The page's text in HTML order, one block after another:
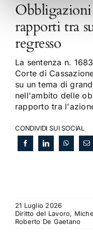
Obbligazioni
rapporti tra
regresso
La sentenza n.
Corte di
su un tema di
nell'ambito delle
rapporto tra
CONDIVIDI SUI SOCIAL
21 Luglio 2026
Diritto del Lavoro,
Roberto De Gaetano